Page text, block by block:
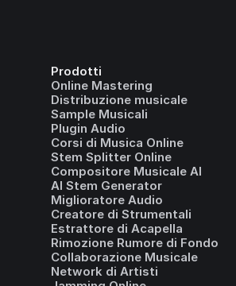
Prodotti
Online Mastering
Distribuzione musicale
Sample Musicali
Plugin Audio
Corsi di Musica Online
Stem Splitter Online
Compositore Musicale AI
AI Stem Generator
Miglioratore Audio
Creatore di Strumentali
Estrattore di Acapella
Rimozione Rumore di Fondo
Collaborazione Musicale
Network di Artisti